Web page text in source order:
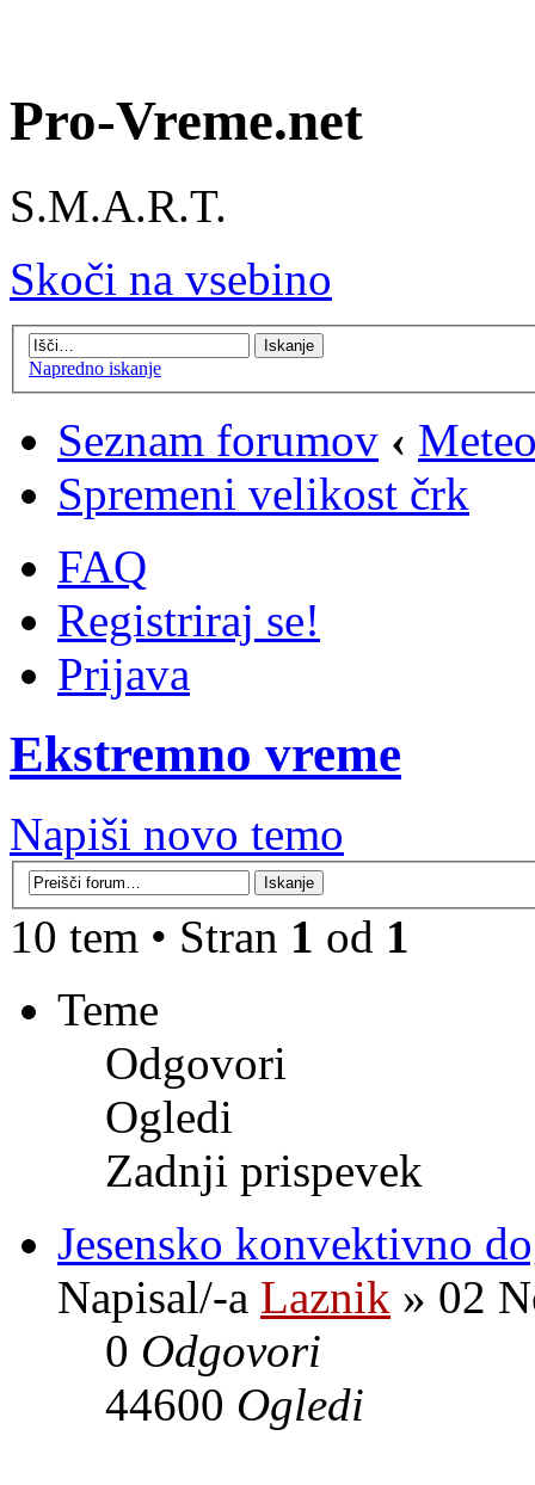
Pro-Vreme.net
S.M.A.R.T.
Skoči na vsebino
Napredno iskanje
Seznam forumov ‹
Spremeni velikost črk
FAQ
Registriraj se!
Prijava
Ekstremno vreme
Napiši novo temo
10 tem • Stran 1 od 1
Teme
Odgovori
Ogledi
Zadnji prispevek
Jesensko konvektivno
Napisal/-a Laznik » 02
0 Odgovori
44600 Ogledi